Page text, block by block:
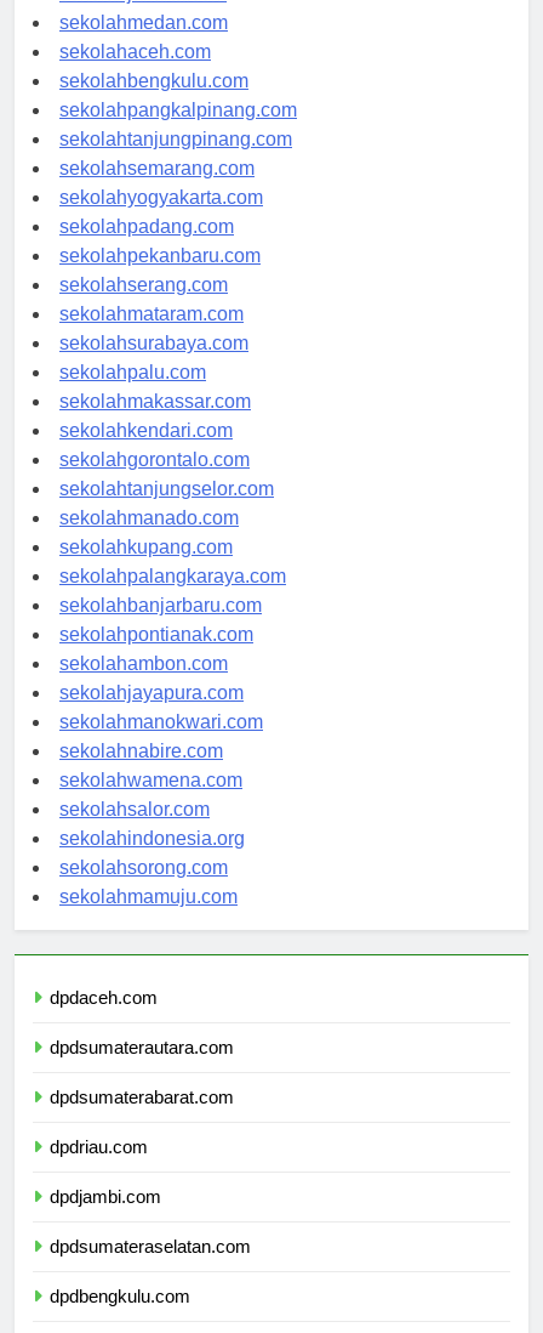
sekolahjakarta.com
sekolahmedan.com
sekolahaceh.com
sekolahbengkulu.com
sekolahpangkalpinang.com
sekolahtanjungpinang.com
sekolahsemarang.com
sekolahyogyakarta.com
sekolahpadang.com
sekolahpekanbaru.com
sekolahserang.com
sekolahmataram.com
sekolahsurabaya.com
sekolahpalu.com
sekolahmakassar.com
sekolahkendari.com
sekolahgorontalo.com
sekolahtanjungselor.com
sekolahmanado.com
sekolahkupang.com
sekolahpalangkaraya.com
sekolahbanjarbaru.com
sekolahpontianak.com
sekolahambon.com
sekolahjayapura.com
sekolahmanokwari.com
sekolahnabire.com
sekolahwamena.com
sekolahsalor.com
sekolahindonesia.org
sekolahsorong.com